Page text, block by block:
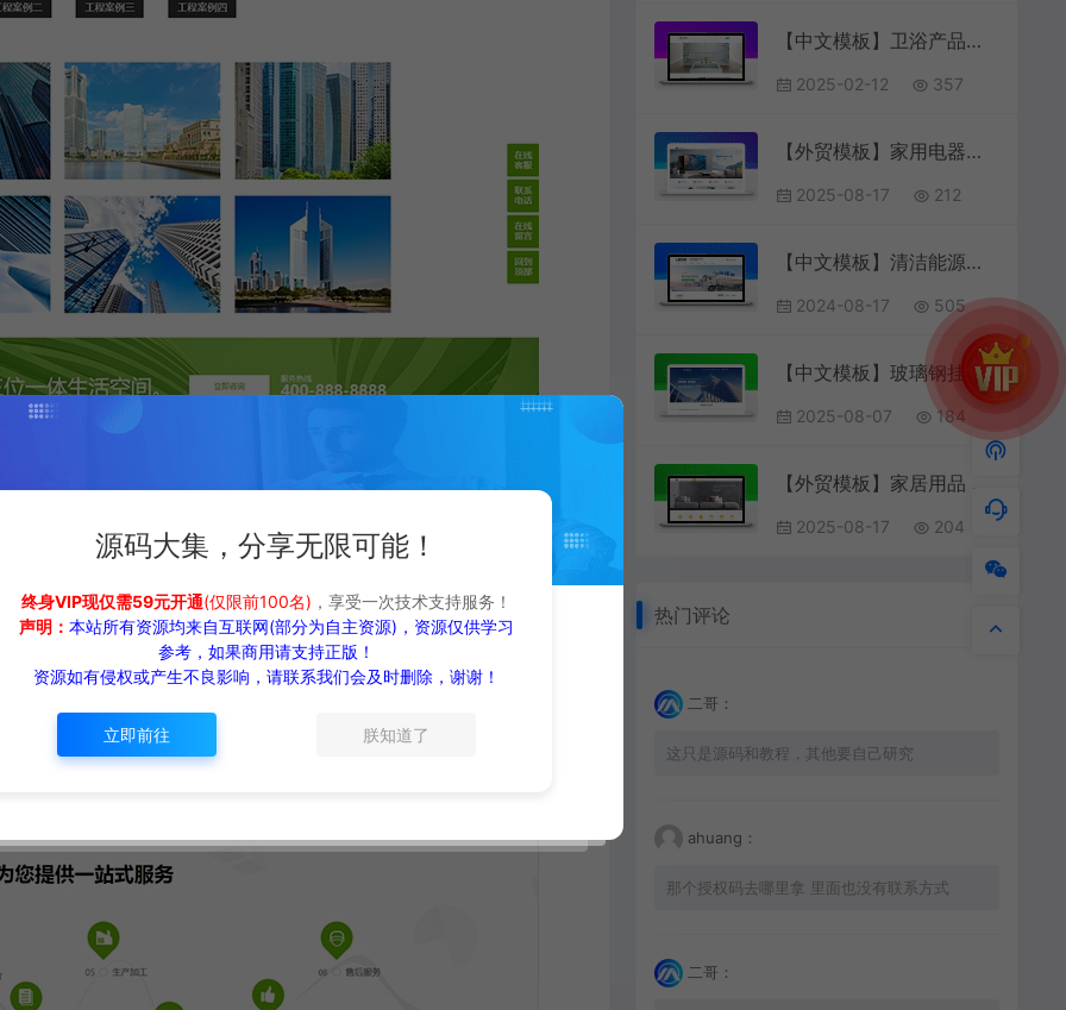
【中文模板】卫浴产品网站 简约白色款 响应式模板
2025-02-12 357
【外贸模板】家用电器模板 白色简约款 响应式模板
2025-08-17 212
【中文模板】清洁能源储运及销售 绿色环保款 响应式模板
2024-08-17 505
【中文模板】玻璃钢挂炉 蓝色款 响应式模板包含html+CSS+Js+字体文件全套
2025-08-07 184
【外贸模板】家居用品 浅灰款 响应式模板静
2025-08-17 204
热门评论
二哥：
这只是源码和教程，其他要自己研究
ahuang：
那个授权码去哪里拿 里面也没有联系方式
二哥：
源码大集，分享无限可能！
终身VIP现仅需59元开通(仅限前100名) ，享受一次技术支持服务！
声明： 本站所有资源均来自互联网(部分为自主资源)，资源仅供学习
参考，如果商用请支持正版！
资源如有侵权或产生不良影响，请联系我们会及时删除，谢谢！
立即前往 朕知道了